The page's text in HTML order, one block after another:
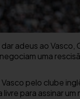
adeus ao
uma
pelo clube
para assinar um